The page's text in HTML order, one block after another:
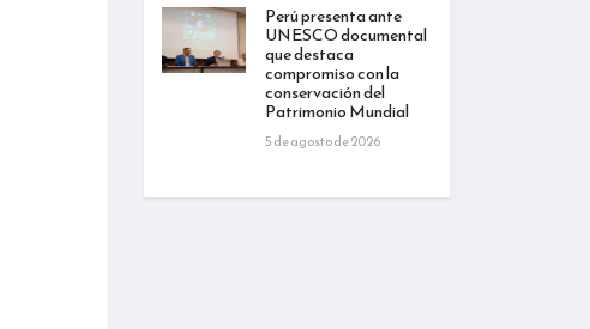
Perú presenta ante
UNESCO documental
que destaca
compromiso con la
conservación del
Patrimonio Mundial
5 de agosto de 2026